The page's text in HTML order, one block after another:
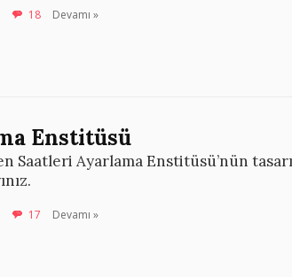
18 Devamı »
Enstitüsü
Saatleri Ayarlama Enstitüsü’nün
17 Devamı »